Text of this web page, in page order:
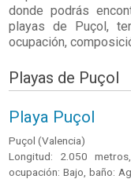
donde podrás
playas de Puçol,
ocupación,
Playas de Puçol
Playa Puçol
Puçol (Valencia)
Longitud: 2.050
ocupación: Bajo, baño: